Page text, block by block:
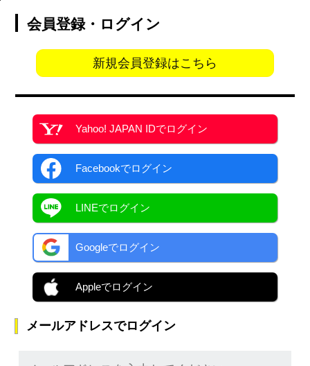
会員登録・ログイン
新規会員登録はこちら
Yahoo! JAPAN IDでログイン
Facebookでログイン
LINEでログイン
Googleでログイン
Appleでログイン
メールアドレスでログイン